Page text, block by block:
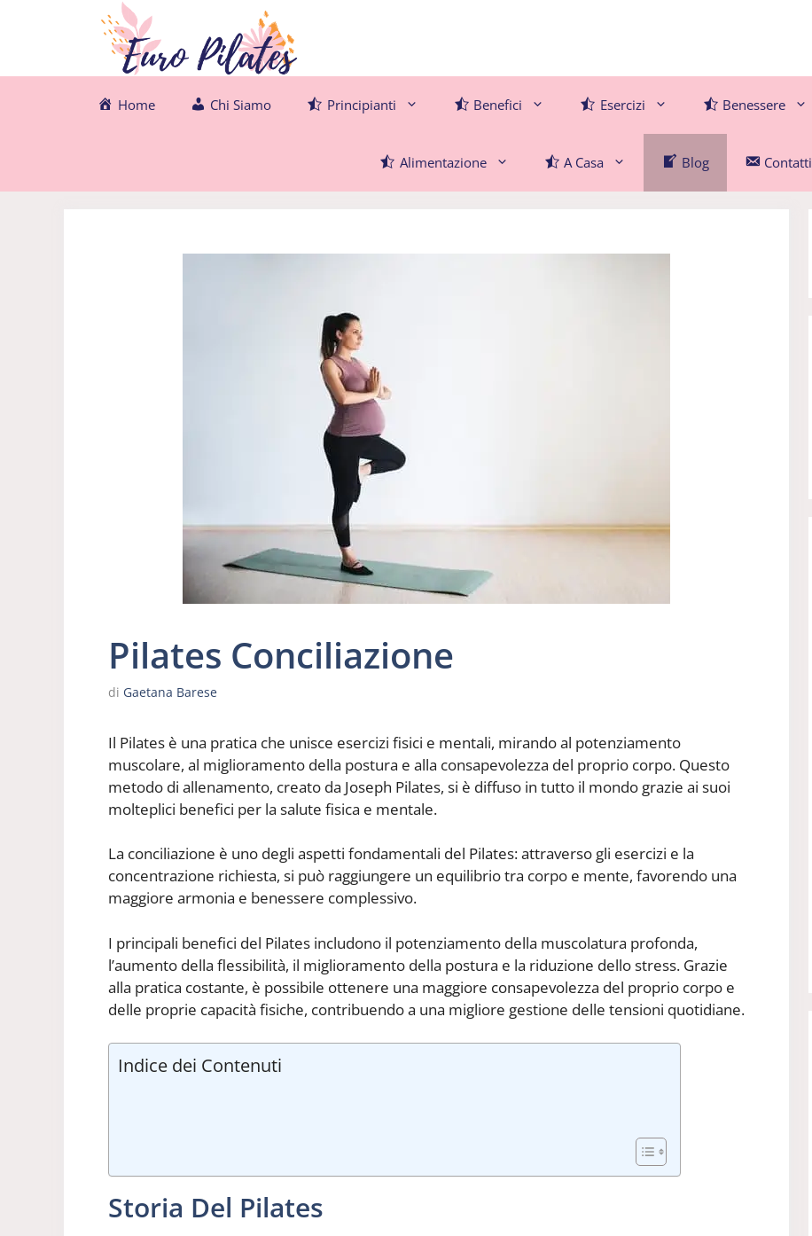
Home Chi Siamo Principianti Benefici Esercizi Benessere
Alimentazione A Casa Blog Contatti
Pilates Conciliazione
di Gaetana Barese
Il Pilates è una pratica che unisce esercizi fisici e mentali, mirando al potenziamento
muscolare, al miglioramento della postura e alla consapevolezza del proprio corpo. Questo
metodo di allenamento, creato da Joseph Pilates, si è diffuso in tutto il mondo grazie ai suoi
molteplici benefici per la salute fisica e mentale.
La conciliazione è uno degli aspetti fondamentali del Pilates: attraverso gli esercizi e la
concentrazione richiesta, si può raggiungere un equilibrio tra corpo e mente, favorendo una
maggiore armonia e benessere complessivo.
I principali benefici del Pilates includono il potenziamento della muscolatura profonda,
l’aumento della flessibilità, il miglioramento della postura e la riduzione dello stress. Grazie
alla pratica costante, è possibile ottenere una maggiore consapevolezza del proprio corpo e
delle proprie capacità fisiche, contribuendo a una migliore gestione delle tensioni quotidiane.
Indice dei Contenuti
Storia Del Pilates